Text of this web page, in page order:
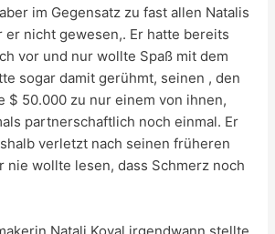
im Gegensatz zu fast allen Natalis
er nicht gewesen,. Er hatte bereits
vor und nur wollte Spaß mit dem
sogar damit gerühmt, seinen , den
$ 50.000 zu nur einem von ihnen,
partnerschaftlich noch einmal. Er
verletzt nach seinen früheren
nie wollte lesen, dass Schmerz noch